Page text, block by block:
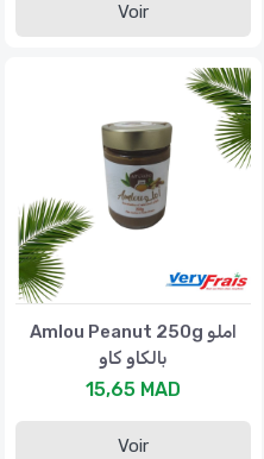
Voir
Amlou Peanut 250g املو
بالكاو كاو
15,65 MAD
Voir